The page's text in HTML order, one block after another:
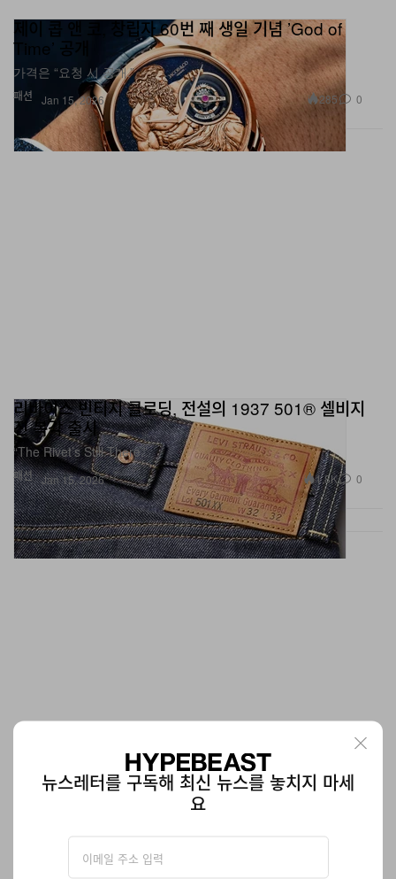
패션
제이 콥 앤 코, 창립자 60번 째 생일 기념 ’God of
Time’ 공개
가격은 “요청 시 공개.”
Jan 15, 2026 285 0
패션
리바이스 빈티지 클로딩, 전설의 1937 501® 셀비지
진 복각 출시
“The Rivet’s Still There.”
Jan 15, 2026 1.8K 0
업데이트: 카와사키 말과 비슷한 이동수단 ‘코를레오’ 공
뉴스레터를 구독해 최신 뉴스를 놓치지 마세
요